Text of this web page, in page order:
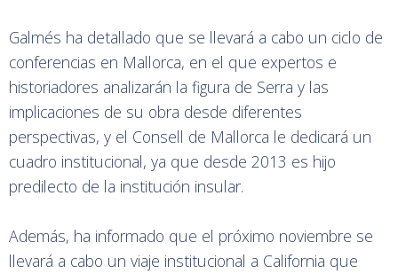
Galmés ha detallado que se llevará a cabo un ciclo de
conferencias en Mallorca, en el que expertos e
historiadores analizarán la figura de Serra y las
implicaciones de su obra desde diferentes
perspectivas, y el Consell de Mallorca le dedicará un
cuadro institucional, ya que desde 2013 es hijo
predilecto de la institución insular.
Además, ha informado que el próximo noviembre se
llevará a cabo un viaje institucional a California que